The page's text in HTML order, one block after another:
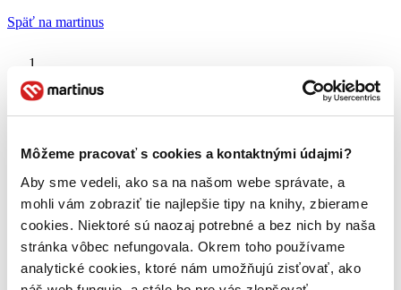
Môžeme pracovať s cookies a kontaktnými údajmi?
Aby sme vedeli, ako sa na našom webe správate, a
mohli vám zobraziť tie najlepšie tipy na knihy, zbierame
cookies. Niektoré sú naozaj potrebné a bez nich by naša
stránka vôbec nefungovala. Okrem toho používame
analytické cookies, ktoré nám umožňujú zisťovať, ako
Späť na martinus
Jean Giono
O nás
Náš príbeh
Galéria Martinusu
Zodpovednosť
Sme B Corp